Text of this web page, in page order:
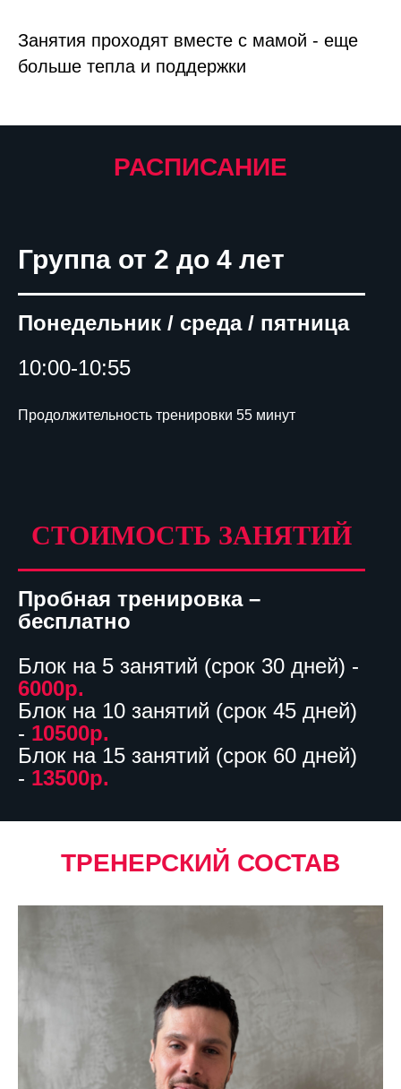
Занятия проходят вместе с мамой - еще
больше тепла и поддержки
РАСПИСАНИЕ
Группа от 2 до 4 лет
Понедельник / среда / пятница
10:00-10:55
Продолжительность тренировки 55 минут
СТОИМОСТЬ ЗАНЯТИЙ
Пробная тренировка –
бесплатно
Блок на 5 занятий (срок 30 дней) -
6000р.
Блок на 10 занятий (срок 45 дней)
- 10500р.
Блок на 15 занятий (срок 60 дней)
- 13500р.
ТРЕНЕРСКИЙ СОСТАВ